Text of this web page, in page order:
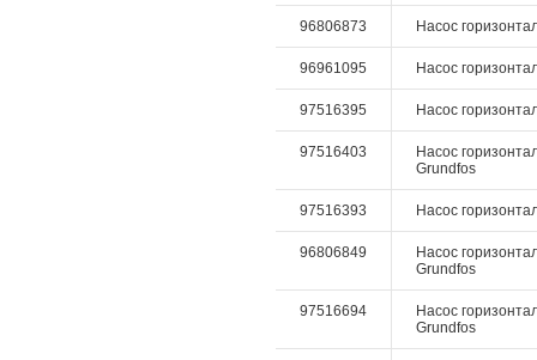
96806873 Насос
96961095 Насос
97516395 Насос
97516403
Насос
Grundfos
97516393 Насос
96806849
Насос
Grundfos
97516694
Насос
Grundfos